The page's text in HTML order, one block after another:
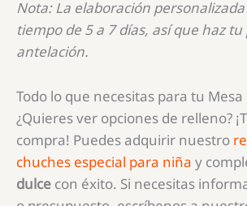
Nota: La elaboración
tiempo de 5 a 7 días, así que haz
antelación.
Todo lo que necesitas para tu Mesa
¿Quieres ver opciones de relleno?
compra! Puedes adquirir nuestro
chuches especial para niña y
dulce con éxito. Si necesitas